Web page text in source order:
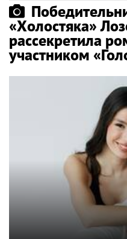
«Холостяка»
рассекретила
участником